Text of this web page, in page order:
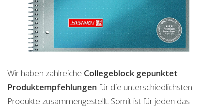
Wir haben zahlreiche Collegeblock gepunktet
Produktempfehlungen für die unterschiedlichsten
Produkte zusammengestellt. Somit ist für jeden das